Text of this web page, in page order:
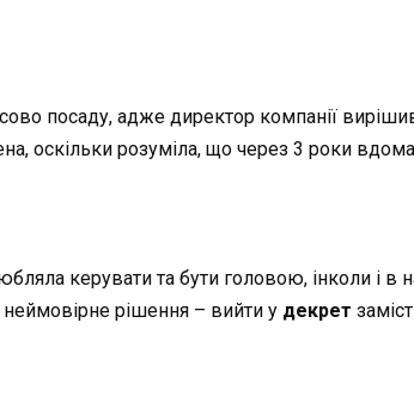
посаду, адже директор компанії
оскільки розуміла, що через 3 роки
керувати та бути головою, інколи і в
рішення – вийти у декрет